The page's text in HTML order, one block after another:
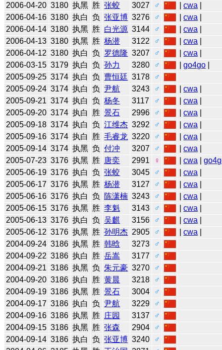
2006-04-20 3180 执黑 胜 张蛟 3027 ♂ |cwa
2006-04-16 3180 执白 负 张亚博 3276 ♂ |cwa
2006-04-14 3180 执黑 胜 白光源 3144 ♂ |cwa
2006-04-13 3180 执黑 胜 杨潜 3122 ♂ |cwa
2006-04-12 3180 执白 负 罗德隆 3207 ♂ |cwa
2006-03-15 3179 执白 负 孙力 3280 ♂ |go4go
2005-09-25 3174 执白 负 曹恒廷 3178
♂
2005-09-24 3174 执白 负 尹航 3243 ♂ |cwa
2005-09-21 3174 执白 负 杨冬 3117 ♂ |cwa
2005-09-20 3174 执白 胜 景石 2996 ♂ |cwa
2005-09-18 3174 执白 负 江维杰 3292 ♂ |cwa
2005-09-16 3174 执白 胜 毛睿龙 3220 ♂ |cwa
2005-09-14 3174 执黑 负 付冲 3207 ♂ |cwa
2005-07-23 3176 执黑 胜 唐奕 2991 ♀ |cwa |
2005-06-19 3176 执白 负 张蛟 3045 ♂ |cwa
2005-06-17 3176 执黑 胜 杨潜 3127 ♂ |cwa
2005-06-16 3176 执白 负 陈潇楠 3243 ♂ |cwa
2005-06-15 3176 执黑 胜 李魁 3143 ♂ |cwa
2005-06-13 3176 执白 负 吴麒 3156 ♂ |cwa
2005-06-12 3176 执黑 胜 孙明杰 2905 ♂ |cwa
2004-09-24 3186 执黑 胜 韩晗 3273
♂
2004-09-22 3186 执白 胜 岳嵩 3177
♂
2004-09-21 3186 执黑 负 朱元豪 3270
♂
2004-09-20 3186 执白 胜 黄晨 3218
♂
2004-09-19 3186 执黑 胜 景石 3004
♂
2004-09-17 3186 执白 负 尹航 3229
♂
2004-09-16 3186 执黑 胜 庄园 3137
♂
2004-09-15 3186 执黑 胜 张森 2904
♂
2004-09-14 3186 执白 负 张亚博 3240
♂